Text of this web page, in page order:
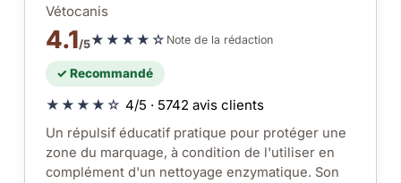
Vétocanis
4.1/5★★★★☆ Note de la rédaction
✓ Recommandé
★★★★☆ 4/5 · 5742 avis clients
Un répulsif éducatif pratique pour protéger une
zone du marquage, à condition de l'utiliser en
complément d'un nettoyage enzymatique. Son